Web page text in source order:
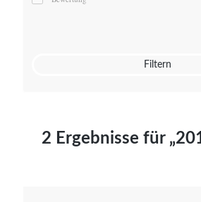
Mato von Vogelstein
Filtern
2 Ergebnisse für